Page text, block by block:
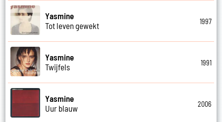
Yasmine
Tot leven gewekt
1997
Yasmine
Twijfels
1991
Yasmine
Uur blauw
2006